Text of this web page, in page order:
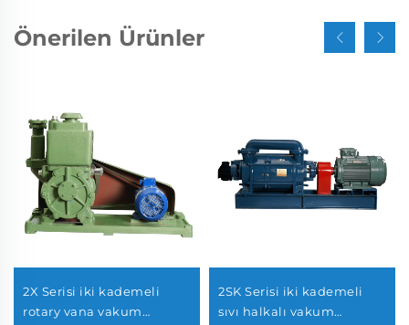
Önerilen Ürünler
2X Serisi iki kademeli
rotary vana vakum
2SK Serisi iki kademeli
sıvı halkalı vakum